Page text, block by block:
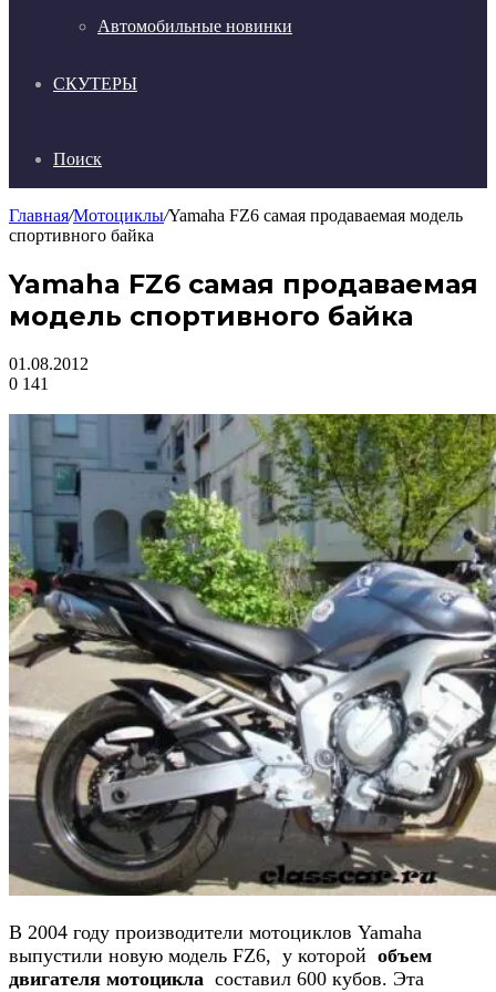
Автомобильные новинки
СКУТЕРЫ
Поиск
Главная/Мотоциклы/Yamaha FZ6 самая продаваемая модель
спортивного байка
Yamaha FZ6 самая продаваемая
модель спортивного байка
01.08.2012
0 141
В 2004 году производители мотоциклов Yamaha
выпустили новую модель FZ6, у которой объем
двигателя мотоцикла составил 600 кубов. Эта